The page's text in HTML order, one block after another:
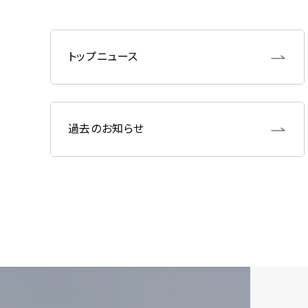
トップニュース
過去のお知らせ